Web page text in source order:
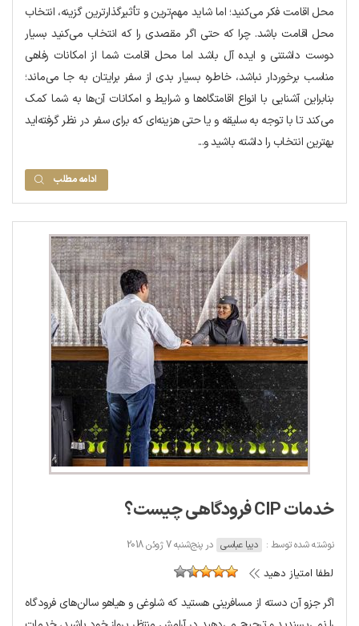
محل اقامت فکر می‌کنید؛ اما شاید مهم‌ترین و تأثیرگذارترین گزینه، انتخاب
محل اقامت باشد. چرا که حتی اگر مقصدی را که انتخاب می‌کنید بسیار
دوست داشتنی و ایده آل باشد اما محل اقامت شما از امکانات رفاهی
مناسب برخوردار نباشد، خاطره بسیار بدی از سفر برایتان به جا می‌ماند؛
بنابراین آشنایی با انواع اقامتگاه‌ها و شرایط و امکانات آن‌ها به شما کمک
می‌کند تا با توجه به سلیقه و یا حتی هزینه‌ای که برای سفر در نظر گرفته‌اید
بهترین انتخاب را داشته باشید و...
ادامه مطلب
خدمات CIP فرودگاهی چیست؟
نوشته شده توسط : دیبا عباسی در پنج‌شنبه 7 ژوئن 2018
لطفا امتیاز دهید
اگر جزو آن دسته از مسافرینی هستید که شلوغی و هیاهو سالن‌های فرودگاه